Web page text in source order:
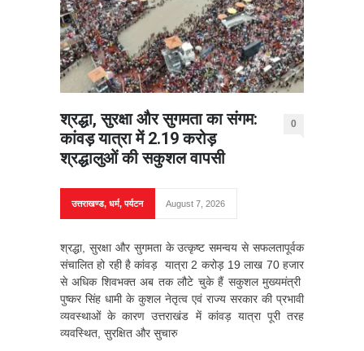
श्रद्धा, सुरक्षा और सुगमता का संगम:
कांवड़ यात्रा में 2.19 करोड़
श्रद्धालुओं की सकुशल वापसी
0
उत्तराखण्ड, धर्म,पर्यटन August 7, 2026
श्रद्धा, सुरक्षा और सुगमता के उत्कृष्ट समन्वय से सफलतापूर्वक
संचालित हो रही है कांवड़ यात्रा 2 करोड़ 19 लाख 70 हजार
से अधिक शिवभक्त अब तक लौटे चुके हैं सकुशल मुख्यमंत्री
पुष्कर सिंह धामी के कुशल नेतृत्व एवं राज्य सरकार की प्रभावी
व्यवस्थाओं के कारण उत्तराखंड में कांवड़ यात्रा पूरी तरह
व्यवस्थित, सुरक्षित और सुचारु